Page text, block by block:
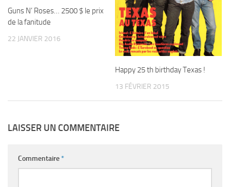
Guns N’ Roses… 2500 $ le prix
de la fanitude
22 JANVIER 2016
Happy 25 th birthday Texas !
13 FÉVRIER 2015
LAISSER UN COMMENTAIRE
Commentaire*